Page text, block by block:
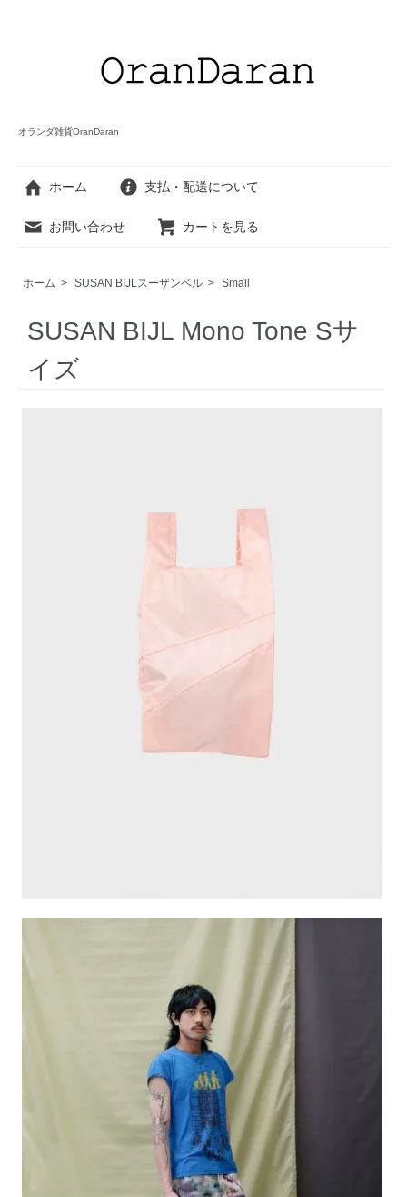
オランダ雑貨OranDaran
ホーム 支払・配送について
お問い合わせ カートを見る
ホーム > SUSAN BIJLスーザンベル > Small
SUSAN BIJL Mono Tone Sサ
イズ